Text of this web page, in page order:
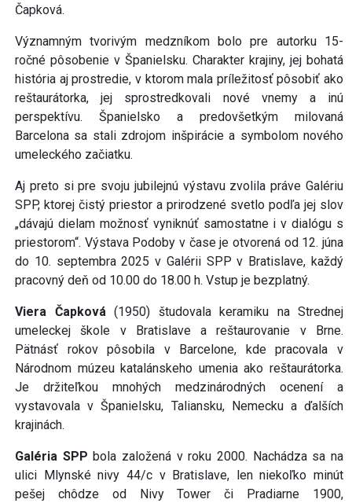
Čapková.
Významným tvorivým medzníkom bolo pre autorku 15-
ročné pôsobenie v Španielsku. Charakter krajiny, jej bohatá
história aj prostredie, v ktorom mala príležitosť pôsobiť ako
reštaurátorka, jej sprostredkovali nové vnemy a inú
perspektívu. Španielsko a predovšetkým milovaná
Barcelona sa stali zdrojom inšpirácie a symbolom nového
umeleckého začiatku.
Aj preto si pre svoju jubilejnú výstavu zvolila práve Galériu
SPP, ktorej čistý priestor a prirodzené svetlo podľa jej slov
„dávajú dielam možnosť vyniknúť samostatne i v dialógu s
priestorom“. Výstava Podoby v čase je otvorená od 12. júna
do 10. septembra 2025 v Galérii SPP v Bratislave, každý
pracovný deň od 10.00 do 18.00 h. Vstup je bezplatný.
Viera Čapková(1950) študovala keramiku na Strednej
umeleckej škole v Bratislave a reštaurovanie v Brne.
Pätnásť rokov pôsobila v Barcelone, kde pracovala v
Národnom múzeu katalánskeho umenia ako reštaurátorka.
Je držiteľkou mnohých medzinárodných ocenení a
vystavovala v Španielsku, Taliansku, Nemecku a ďalších
krajinách.
Galéria SPP bola založená v roku 2000. Nachádza sa na
ulici Mlynské nivy 44/c v Bratislave, len niekoľko minút
pešej chôdze od Nivy Tower či Pradiarne 1900,